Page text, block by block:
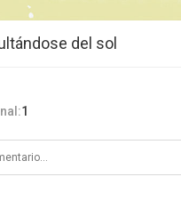
del sol
1